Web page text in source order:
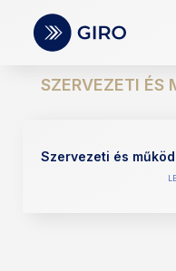
SZERVEZETI ÉS
Szervezeti és